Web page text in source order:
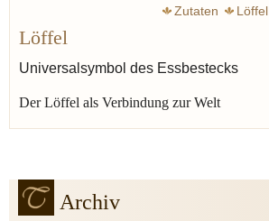
Zutaten Löffel
Löffel
Universalsymbol des Essbestecks
Der Löffel als Verbindung zur Welt
Archiv